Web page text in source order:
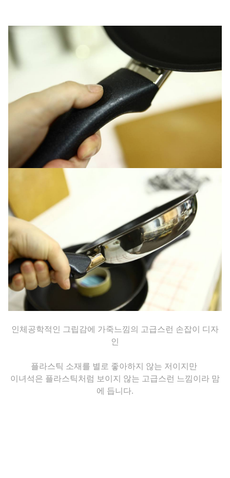
인체공학적인 그립감에 가죽느낌의 고급스런 손잡이
디자
인
플라스틱 소재를 별로 좋아하지 않는 저이지만
이녀석은 플라스틱처럼 보이지 않는 고급스런 느낌이라 맘
에 듭니다.